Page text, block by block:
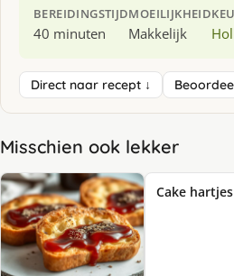
BEREIDINGSTIJD
40 minuten
MOEILIJKHEID
Makkelijk
Direct naar recept ↓
Misschien ook lekker
Cake hartjes